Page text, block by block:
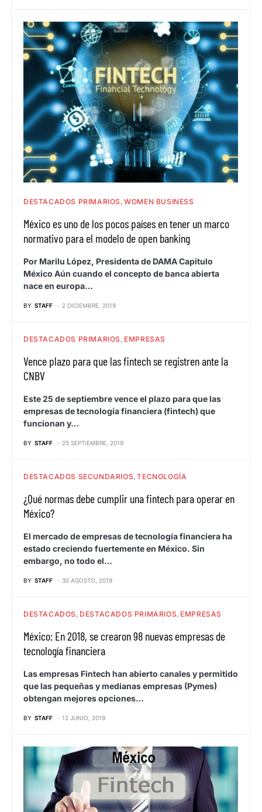
DESTACADOS PRIMARIOS WOMEN BUSINESS
México es uno de los pocos países en tener un marco
normativo para el modelo de open banking
Por Marilu López, Presidenta de DAMA Capitulo
México Aún cuando el concepto de banca abierta
nace en europa…
BY STAFF 2 DICIEMBRE, 2019
DESTACADOS PRIMARIOS EMPRESAS
Vence plazo para que las fintech se registren ante la
CNBV
Este 25 de septiembre vence el plazo para que las
empresas de tecnología financiera (fintech) que
funcionan y…
BY STAFF 25 SEPTIEMBRE, 2019
DESTACADOS SECUNDARIOS TECNOLOGÍA
¿Qué normas debe cumplir una fintech para operar en
México?
El mercado de empresas de tecnología financiera ha
estado creciendo fuertemente en México. Sin
embargo, no todo el…
BY STAFF 30 AGOSTO, 2019
DESTACADOS DESTACADOS PRIMARIOS EMPRESAS
México: En 2018, se crearon 98 nuevas empresas de
tecnología financiera
Las empresas Fintech han abierto canales y permitido
que las pequeñas y medianas empresas (Pymes)
obtengan mejores opciones…
BY STAFF 12 JUNIO, 2019